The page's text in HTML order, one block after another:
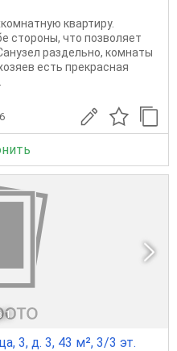
квартиру.
стороны, что позволяет
раздельно, комнаты
есть прекрасная
1
3, д. 3, 43 м², 3/3 эт.